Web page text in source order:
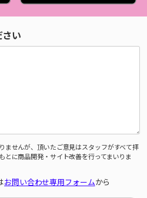
い
ませんが、頂いたご意見はスタッフがすべて拝
とに商品開発・サイト改善を行ってまいりま
お問い合わせ専用フォームから